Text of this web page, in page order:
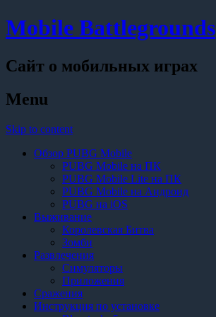
Mobile Battlegrounds
Сайт о мобильных играх
Menu
Skip to content
Обзор PUBG Mobile
PUBG Mobile на ПК
PUBG Mobile Lite на ПК
PUBG Mobile на Андроид
PUBG на iOS
Выживание
Королевская Битва
Зомби
Развлечения
Симуляторы
Приложения
Сражения
Инструкция по установке